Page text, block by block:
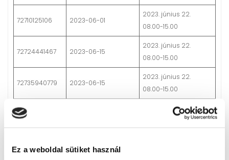
Ez a weboldal sütiket használ
72710125106 2023-06-01
2023. június 22.
08.00-15.00
72724441467 2023-06-15
2023. június 22.
08.00-15.00
72735940779 2023-06-15
2023. június 22.
08.00-15.00
72774577211
2023. június 22.
72781078866 2023-06-15